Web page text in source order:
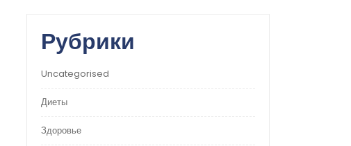
Рубрики
Uncategorised
Диеты
Здоровье